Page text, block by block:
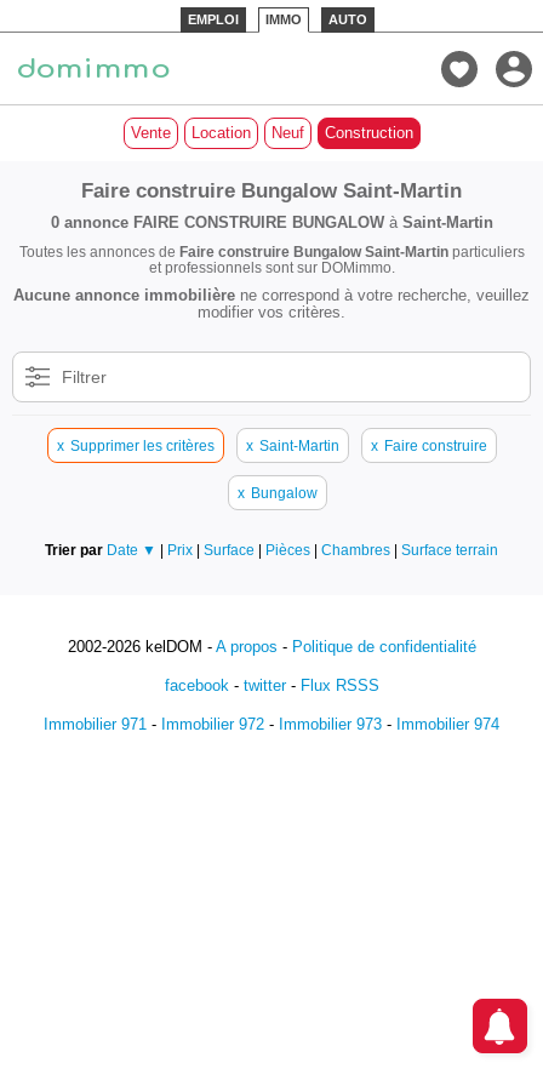
EMPLOI IMMO AUTO
Vente Location Neuf Construction
Faire construire Bungalow Saint-Martin
0 annonce FAIRE CONSTRUIRE BUNGALOWà Saint-Martin
Toutes les annonces de Faire construire Bungalow Saint-Martinparticuliers
et professionnels sont sur DOMimmo.
Aucune annonce immobilière ne correspond à votre recherche, veuillez
modifier vos critères.
Filtrer
x Supprimer les critères x Saint-Martin x Faire construire
x Bungalow
Trier par Date ▼ | Prix | Surface | Pièces | Chambres | Surface terrain
2002-2026 kelDOM - A propos - Politique de confidentialité
facebook- twitter- Flux RSSS
Immobilier 971 - Immobilier 972 - Immobilier 973 - Immobilier 974